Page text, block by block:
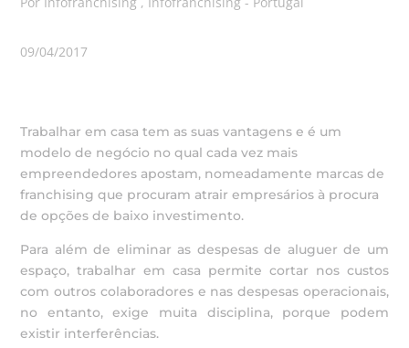
09/04/2017
Trabalhar em casa tem as suas vantagens e é um
modelo de negócio no qual cada vez mais
empreendedores apostam, nomeadamente marcas de
franchising que procuram atrair empresários à procura
de opções de baixo investimento.
Para além de eliminar as despesas de aluguer de um
espaço, trabalhar em casa permite cortar nos custos
com outros colaboradores e nas despesas operacionais,
no entanto, exige muita disciplina, porque podem
existir interferências.